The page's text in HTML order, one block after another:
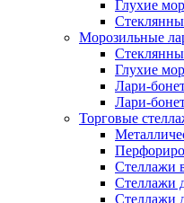
Глухие
Морозильные
Глухие
Лари-
Лари-
Торговые
Стеллажи
Стеллажи
Стеллажи